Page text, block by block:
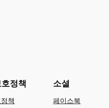
정책
책
소셜
페이스북